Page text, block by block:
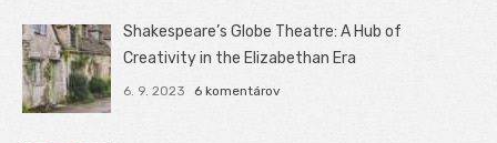
Shakespeare’s Globe Theatre: A Hub of
Creativity in the Elizabethan Era
6. 9. 2023 6 komentárov